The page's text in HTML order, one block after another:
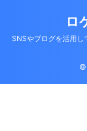
ロ
SNSやブログを活用し
©